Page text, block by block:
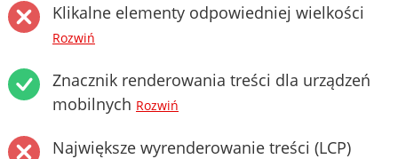
Klikalne elementy odpowiedniej wielkości
Rozwiń
Znacznik renderowania treści dla urządzeń
mobilnych Rozwiń
Największe wyrenderowanie treści (LCP)